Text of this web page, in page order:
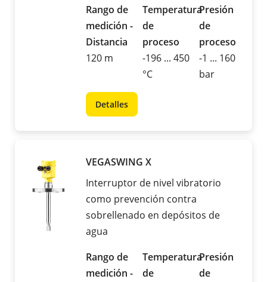
Rango de
medición -
Distancia
120 m
Temperatura
de
proceso
-196 ... 450
°C
Presión
de
proceso
-1 ... 160
bar
Detalles
VEGASWING X
Interruptor de nivel vibratorio
como prevención contra
sobrellenado en depósitos de
agua
Rango de
medición -
Temperatura
de
Presión
de